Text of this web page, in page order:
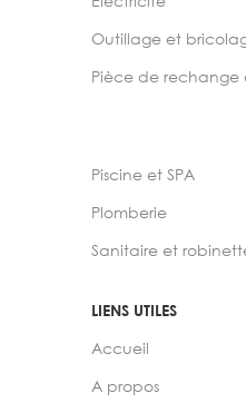
Outillage et
Pièce de
Piscine et SPA
Plomberie
Sanitaire et
LIENS UTILES
Accueil
A propos